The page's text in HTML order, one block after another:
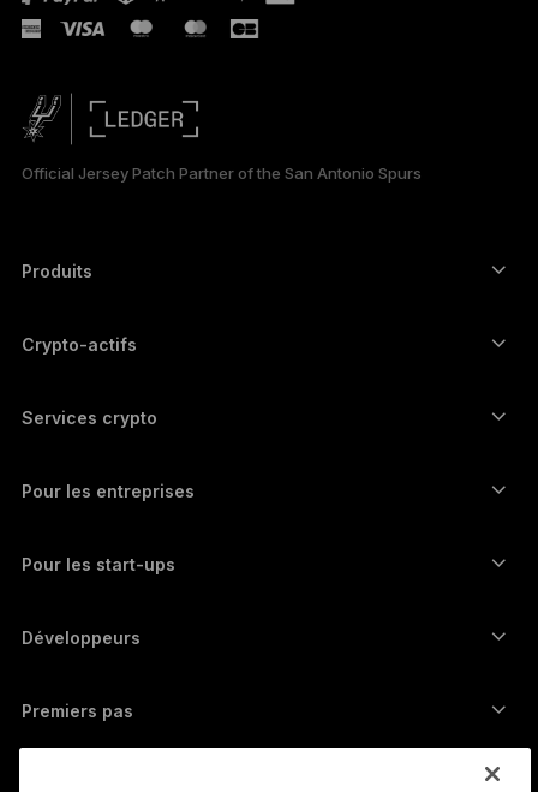
DEUTSCH
PORTUGUÊS
ESPAÑOL
简体中文
العربية
Official Jersey Patch Partner of the San Antonio Spurs
Produits
Hardware Wallet
Ledger Stax
Ledger Nano Classics
Bundles
Tous les produits
Crypto-actifs
Wallet Ethereum
Wallet Cardano
Wallet Monero
Découvrir tous les actifs
Services crypto
Achetez des cryptos
Échangez des cryptos
Pour les entreprises
Pour les start-ups
Développeurs
Premiers pas